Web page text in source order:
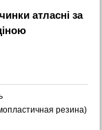
атласні за
резина)